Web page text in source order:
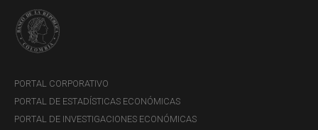
PORTAL CORPORATIVO
PORTAL DE ESTADÍSTICAS ECONÓMICAS
PORTAL DE INVESTIGACIONES ECONÓMICAS